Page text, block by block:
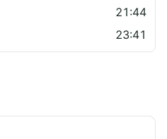
21:44
23:41